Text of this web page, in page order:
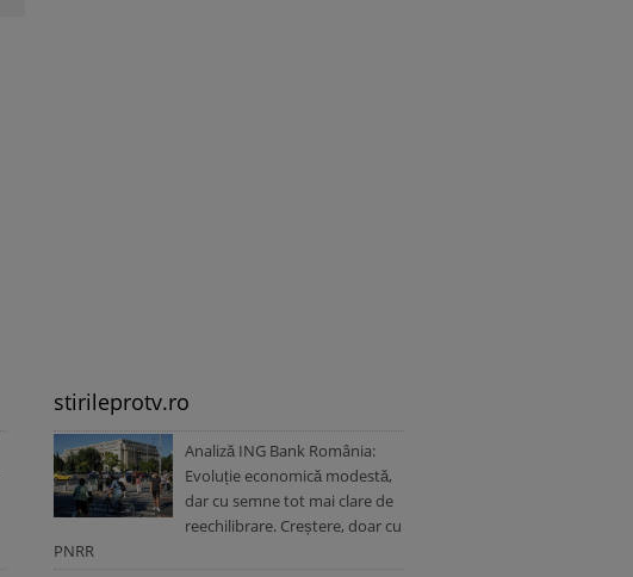
stirileprotv.ro
Analiză ING Bank România:
Evoluție economică modestă,
dar cu semne tot mai clare de
reechilibrare. Creștere, doar cu
PNRR